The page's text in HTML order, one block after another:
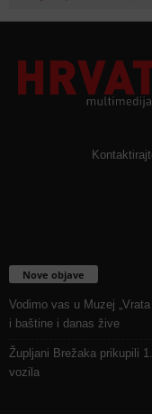
Nove objave
Vodimo vas u Muzej
i baštine i danas žive
Župljani Brežaka prikupili
vozila